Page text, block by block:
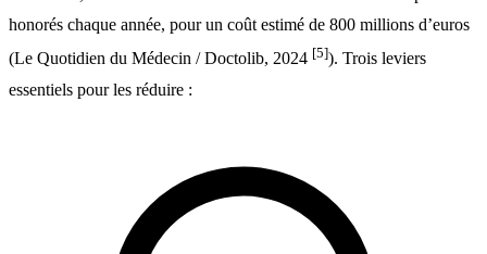
honorés chaque année, pour un coût estimé de 800 millions d’euros
(Le Quotidien du Médecin / Doctolib, 2024 [5]). Trois leviers
essentiels pour les réduire :